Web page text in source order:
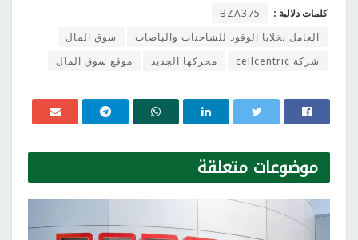
كلمات دلالية :
BZA375
العامل بخلايا الوقود للشاحنات والباصات
سوق المال
شركة cellcentric
محركها الجديد موقع سوق المال
موضوعات متعلقة